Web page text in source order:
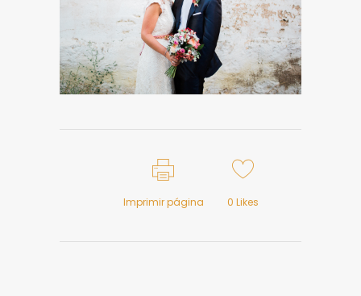
Imprimir página 0 Likes